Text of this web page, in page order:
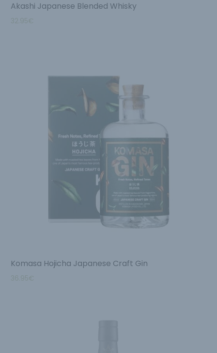
Akashi Japanese Blended Whisky
32.95€
Komasa Hojicha Japanese Craft Gin
36.95€